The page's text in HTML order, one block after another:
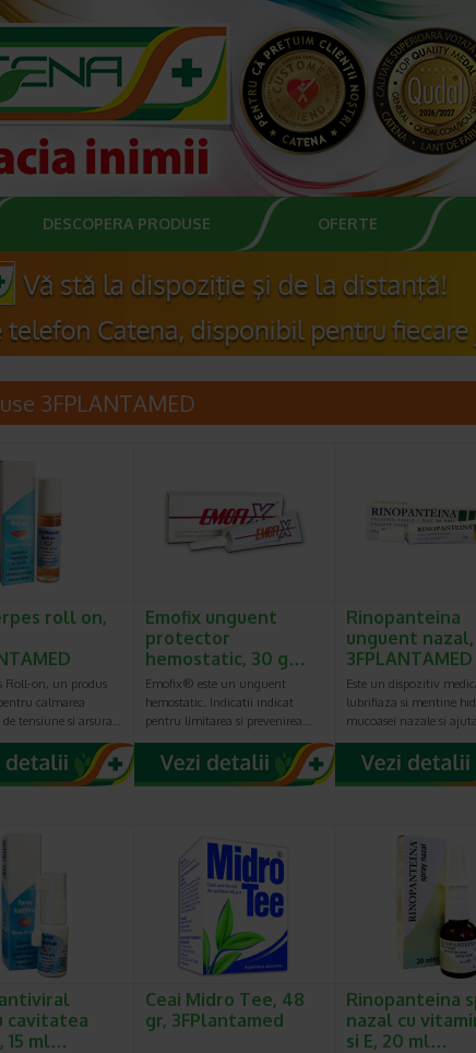
DESCOPERA PRODUSE OFERTE
3FPLANTAMED
roll on,
Roll-on, un produs
calmarea
tensiune si arsura…
Emofix unguent
protector
hemostatic, 30 g…
Emofix® este un unguent
hemostatic. Indicatii indicat
pentru limitarea si prevenirea…
Rinopanteina
unguent nazal,
3FPLANTAMED
Este un dispozitiv
lubrifiaza si mentine
mucoasei nazale si
cavitatea
15 ml…
Ceai Midro Tee, 48
gr, 3FPlantamed
Rinopanteina
nazal cu
si E, 20 ml…